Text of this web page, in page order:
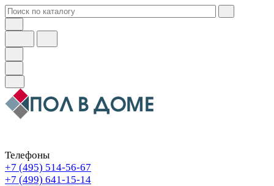
Телефоны
+7 (495) 514-56-67
+7 (499) 641-15-14